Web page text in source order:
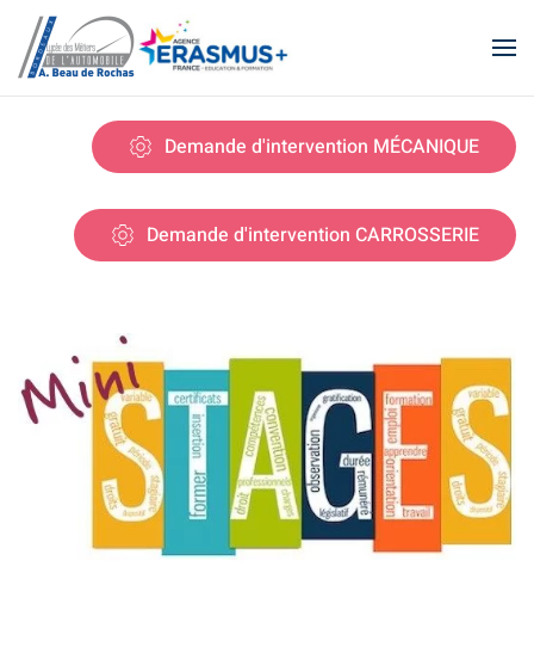
Skip to main content
Demande d'intervention MÉCANIQUE
Demande d'intervention CARROSSERIE